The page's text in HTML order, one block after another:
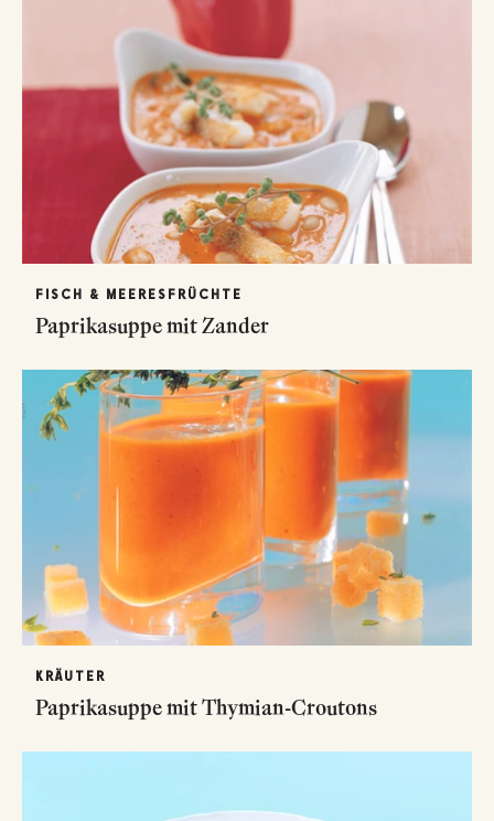
FISCH & MEERESFRÜCHTE
Paprikasuppe mit Zander
KRÄUTER
Paprikasuppe mit Thymian-Croutons